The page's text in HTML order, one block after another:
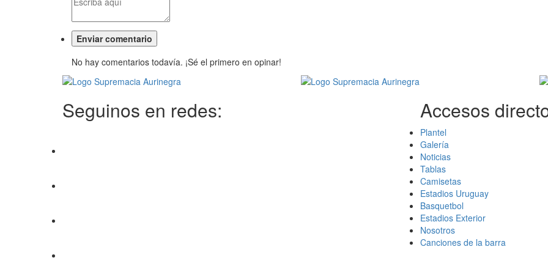
No hay comentarios todavía. ¡Sé el primero en opinar!
Seguinos en redes: Accesos
Plantel
Galería
Noticias
Tablas
Camisetas
Estadios Uruguay
Basquetbol
Estadios Exterior
Nosotros
Canciones de la barra